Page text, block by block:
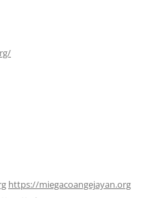
https://miegacoangejayan.org